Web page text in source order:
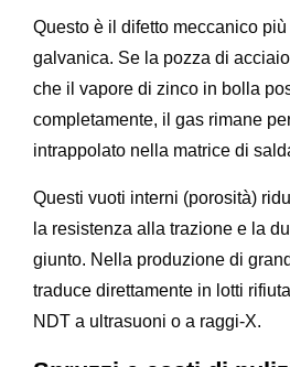
Questo è il difetto meccanico
galvanica. Se la pozza di
che il vapore di zinco in bolla
completamente, il gas rimane
intrappolato nella matrice di
Questi vuoti interni (porosità)
la resistenza alla trazione e la
giunto. Nella produzione di
traduce direttamente in lotti
NDT a ultrasuoni o a raggi-X.